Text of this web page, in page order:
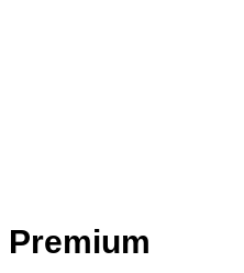
Premium